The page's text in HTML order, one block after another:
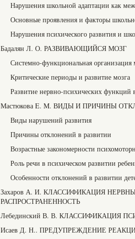
Нарушения школьной адаптации как
Основные проявления и факторы
Нарушения психического развития и
Бадалян Л. О. РАЗВИВАЮЩИЙСЯ МОЗГ
Системно-функциональная организация
Критические периоды и развитие мозга
Развитие нервно-психических функций
Мастюкова E. M. ВИДЫ И ПРИЧИНЫ
Виды нарушений развития
Причины отклонений в развитии
Возрастные закономерности
Роль речи в психическом развитии
Особенности отклонений в развитии
Захаров А. И. КЛАССИФИКАЦИЯ
РАСПРОСТРАНЕННОСТЬ
Лебединский В. В. КЛАССИФИКАЦИЯ
Исаев Д. Н.. ПРЕДУПРЕЖДЕНИЕ